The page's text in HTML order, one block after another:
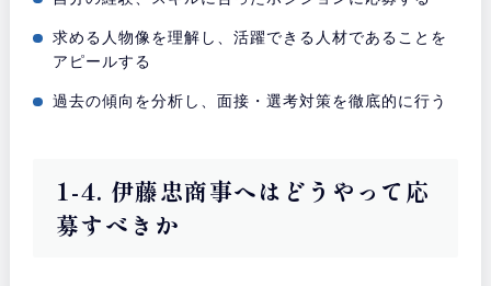
求める人物像を理解し、活躍できる人材であることを
アピールする
過去の傾向を分析し、面接・選考対策を徹底的に行う
1-4. 伊藤忠商事へはどうやって応
募すべきか